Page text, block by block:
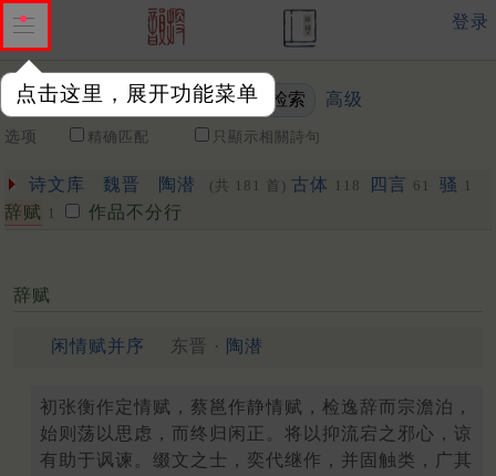
点击这里，展开功能菜单
登录
关键词 高级
选项 精确匹配 只顯示相關詩句
诗文库 魏晋 陶潜 (共 181 首) 古体 118 四言 61 骚 1
辞赋 1 作品不分行
辞赋
闲情赋并序 东晋 · 陶潜
初张衡作定情赋，蔡邕作静情赋，检逸辞而宗澹泊，
始则荡以思虑，而终归闲正。将以抑流宕之邪心，谅
有助于讽谏。缀文之士，奕代继作，并固触类，广其